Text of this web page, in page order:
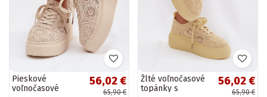
Pieskové
voľnočasové
56,02 €
65,90 €
Žlté voľnočasové
topánky s
56,02 €
65,90 €